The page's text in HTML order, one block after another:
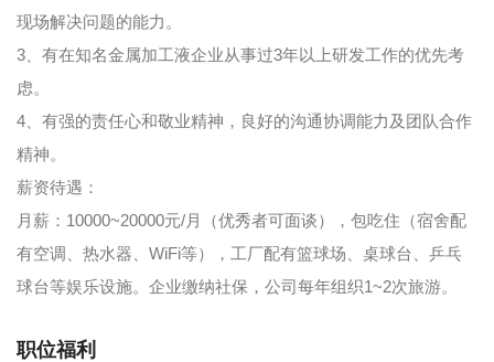
现场解决问题的能力。
3、有在知名金属加工液企业从事过3年以上研发工作的优先考
虑。
4、有强的责任心和敬业精神，良好的沟通协调能力及团队合作
精神。
薪资待遇：
月薪：10000~20000元/月（优秀者可面谈），包吃住（宿舍配
有空调、热水器、WiFi等），工厂配有篮球场、桌球台、乒乓
球台等娱乐设施。企业缴纳社保，公司每年组织1~2次旅游。
职位福利